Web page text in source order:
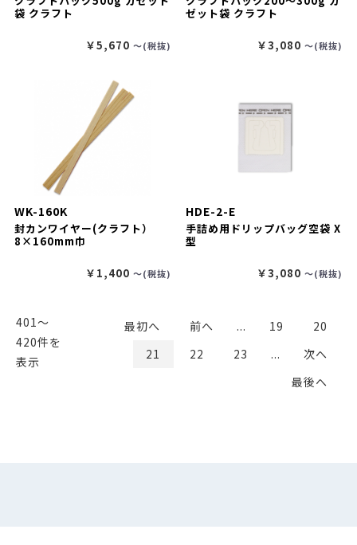
袋 クラフト
￥5,670 〜(税抜)
ゼット袋 クラフト
￥3,080 〜(税抜)
WK-160K
封カンワイヤー(クラフト）
8×160mm巾
￥1,400 〜(税抜)
HDE-2-E
手詰め用ドリップバッグ空袋 X
型
￥3,080 〜(税抜)
401〜
420件を
表示
最初へ 前へ ... 19
20
21
22 23 ...
次へ
最後へ